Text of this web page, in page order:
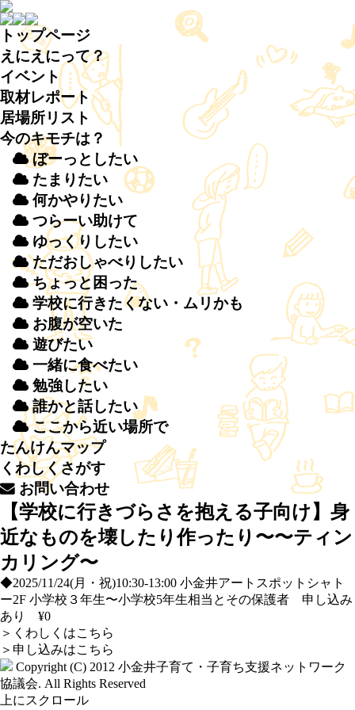
トップページ
えにえにって？
イベント
取材レポート
居場所リスト
今のキモチは？
ぼーっとしたい
たまりたい
何かやりたい
つらーい助けて
ゆっくりしたい
ただおしゃべりしたい
ちょっと 困 った
学校に行きたくない・ムリかも
お腹が空いた
遊びたい
一緒に食べたい
勉強したい
誰かと話したい
ここから近い場所で
たんけんマップ
くわしくさがす
お問い合わせ
【学校に行きづらさを抱える子向け】身
近なものを壊したり作ったり〜〜ティン
カリング〜
◆2025/11/24(月・祝)10:30-13:00 小金井アートスポットシャト
ー2F 小学校３年生〜小学校5年生相当とその保護者 申し込み
あり ¥0
＞ くわしくはこちら
＞ 申し込みはこちら
Copyright (C) 2012 小金井子育て・子育ち支援ネットワーク
協議会. All Rights Reserved
上にスクロール